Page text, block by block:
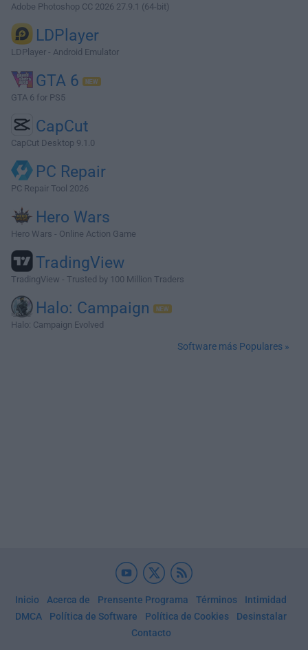
Adobe Photoshop CC 2026 27.9.1 (64-bit)
LDPlayer
LDPlayer - Android Emulator
GTA 6
GTA 6 for PS5
CapCut
CapCut Desktop 9.1.0
PC Repair
PC Repair Tool 2026
Hero Wars
Hero Wars - Online Action Game
TradingView
TradingView - Trusted by 100 Million Traders
Halo: Campaign
Halo: Campaign Evolved
Software más Populares »
Inicio Acerca de Prensente Programa Términos
Intimidad
DMCA
Política de Software Política de Cookies
Desinstalar
Contacto